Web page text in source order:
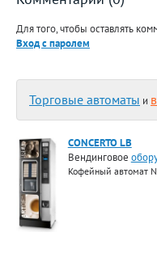
Для того, чтобы оставлять
Вход с паролем
Торговые автоматы и
CONCERTO LB
Вендинговое
Кофейный автомат